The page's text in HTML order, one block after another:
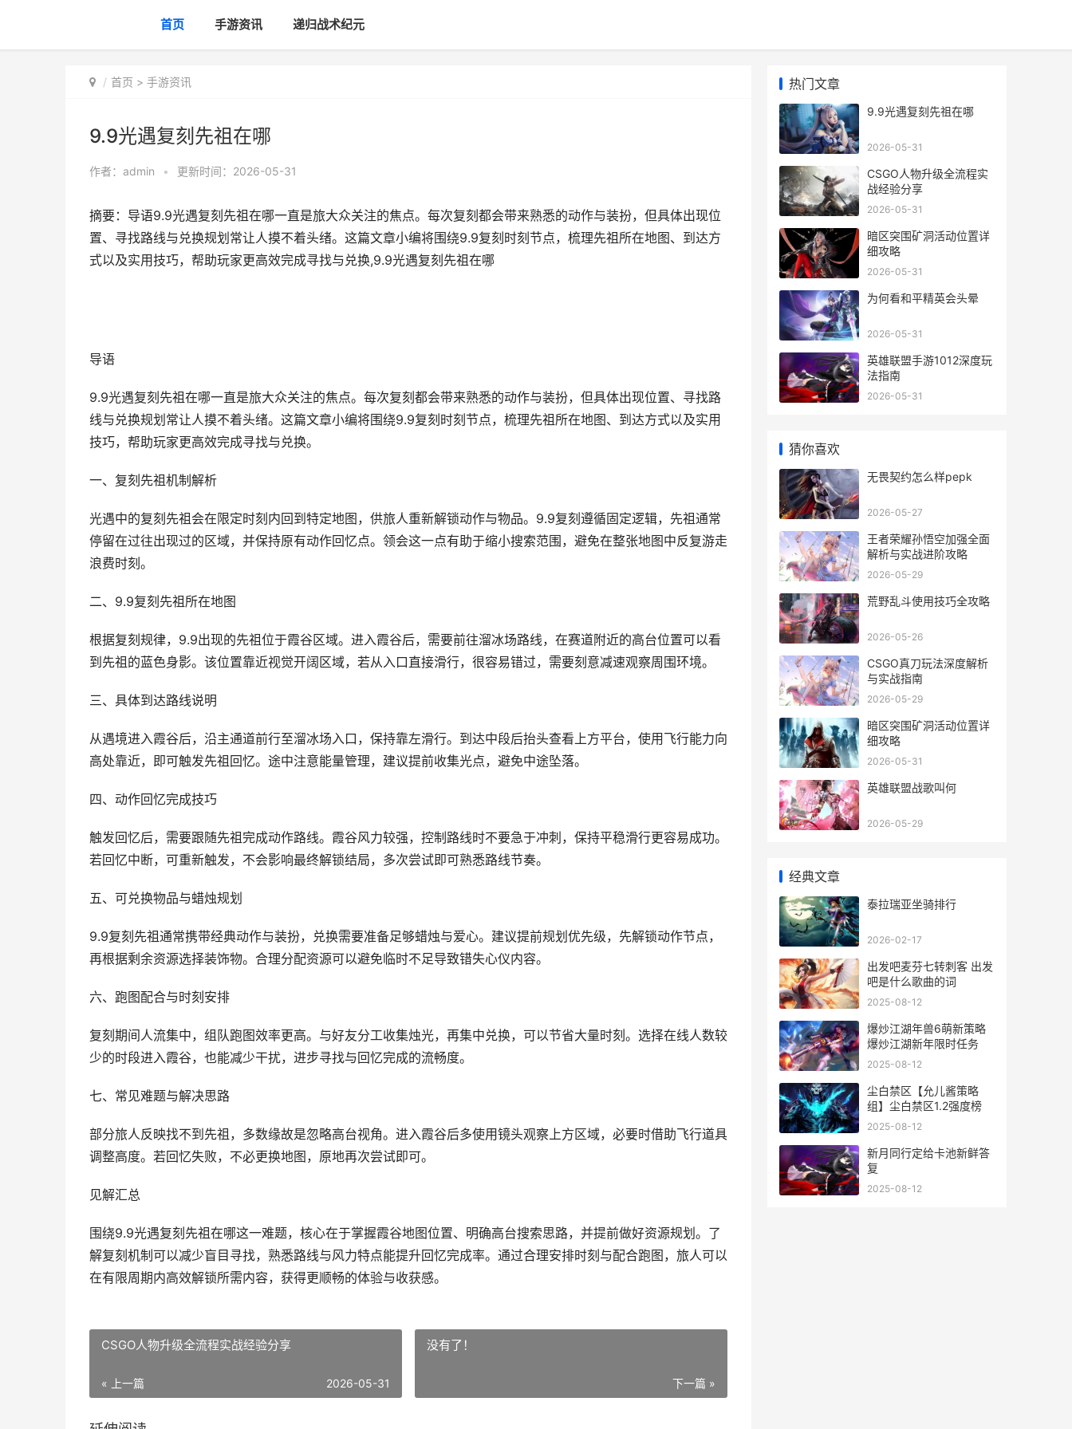
首页 手游资讯 递归战术纪元
首页 > 手游资讯
9.9光遇复刻先祖在哪
作者： admin • 更新时间：2026-05-31
摘要：导语9.9光遇复刻先祖在哪一直是旅大众关注的焦点。每次复刻都会带来熟悉的动作与装扮，但具体出现位
置、寻找路线与兑换规划常让人摸不着头绪。这篇文章小编将围绕9.9复刻时刻节点，梳理先祖所在地图、到达方
式以及实用技巧，帮助玩家更高效完成寻找与兑换,9.9光遇复刻先祖在哪
导语
9.9光遇复刻先祖在哪一直是旅大众关注的焦点。每次复刻都会带来熟悉的动作与装扮，但具体出现位置、寻找路
线与兑换规划常让人摸不着头绪。这篇文章小编将围绕9.9复刻时刻节点，梳理先祖所在地图、到达方式以及实用
技巧，帮助玩家更高效完成寻找与兑换。
一、复刻先祖机制解析
光遇中的复刻先祖会在限定时刻内回到特定地图，供旅人重新解锁动作与物品。9.9复刻遵循固定逻辑，先祖通常
停留在过往出现过的区域，并保持原有动作回忆点。领会这一点有助于缩小搜索范围，避免在整张地图中反复游走
浪费时刻。
二、9.9复刻先祖所在地图
根据复刻规律，9.9出现的先祖位于霞谷区域。进入霞谷后，需要前往溜冰场路线，在赛道附近的高台位置可以看
到先祖的蓝色身影。该位置靠近视觉开阔区域，若从入口直接滑行，很容易错过，需要刻意减速观察周围环境。
三、具体到达路线说明
从遇境进入霞谷后，沿主通道前行至溜冰场入口，保持靠左滑行。到达中段后抬头查看上方平台，使用飞行能力向
高处靠近，即可触发先祖回忆。途中注意能量管理，建议提前收集光点，避免中途坠落。
四、动作回忆完成技巧
触发回忆后，需要跟随先祖完成动作路线。霞谷风力较强，控制路线时不要急于冲刺，保持平稳滑行更容易成功。
若回忆中断，可重新触发，不会影响最终解锁结局，多次尝试即可熟悉路线节奏。
五、可兑换物品与蜡烛规划
9.9复刻先祖通常携带经典动作与装扮，兑换需要准备足够蜡烛与爱心。建议提前规划优先级，先解锁动作节点，
再根据剩余资源选择装饰物。合理分配资源可以避免临时不足导致错失心仪内容。
六、跑图配合与时刻安排
复刻期间人流集中，组队跑图效率更高。与好友分工收集烛光，再集中兑换，可以节省大量时刻。选择在线人数较
少的时段进入霞谷，也能减少干扰，进步寻找与回忆完成的流畅度。
七、常见难题与解决思路
部分旅人反映找不到先祖，多数缘故是忽略高台视角。进入霞谷后多使用镜头观察上方区域，必要时借助飞行道具
调整高度。若回忆失败，不必更换地图，原地再次尝试即可。
见解汇总
围绕9.9光遇复刻先祖在哪这一难题，核心在于掌握霞谷地图位置、明确高台搜索思路，并提前做好资源规划。了
解复刻机制可以减少盲目寻找，熟悉路线与风力特点能提升回忆完成率。通过合理安排时刻与配合跑图，旅人可以
在有限周期内高效解锁所需内容，获得更顺畅的体验与收获感。
CSGO人物升级全流程实战经验分享
« 上一篇 2026-05-31
没有了！
下一篇 »
热门文章
9.9光遇复刻先祖在哪
2026-05-31
CSGO人物升级全流程实
战经验分享
2026-05-31
暗区突围矿洞活动位置详
细攻略
2026-05-31
为何看和平精英会头晕
2026-05-31
英雄联盟手游1012深度玩
法指南
2026-05-31
猜你喜欢
无畏契约怎么样pepk
2026-05-27
王者荣耀孙悟空加强全面
解析与实战进阶攻略
2026-05-29
荒野乱斗使用技巧全攻略
2026-05-26
CSGO真刀玩法深度解析
与实战指南
2026-05-29
暗区突围矿洞活动位置详
细攻略
2026-05-31
英雄联盟战歌叫何
2026-05-29
经典文章
泰拉瑞亚坐骑排行
2026-02-17
出发吧麦芬七转刺客 出发
吧是什么歌曲的词
2025-08-12
爆炒江湖年兽6萌新策略
爆炒江湖新年限时任务
2025-08-12
尘白禁区【允儿酱策略
组】尘白禁区1.2强度榜
2025-08-12
新月同行定给卡池新鲜答
复
2025-08-12